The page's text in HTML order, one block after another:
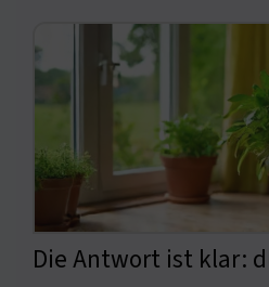
Die Antwort ist klar: